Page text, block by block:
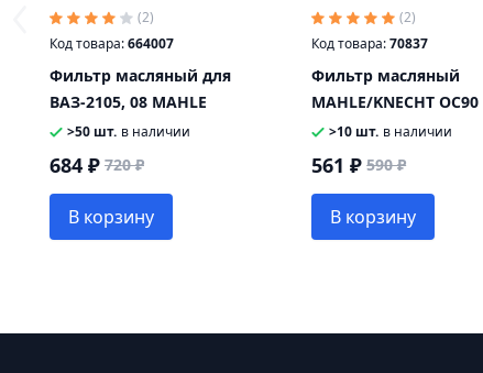
(2)
Код товара:664007
Фильтр масляный для
ВАЗ-2105, 08 MAHLE
>50 шт. в наличии
684 ₽ 720 ₽
В корзину
(2)
Код товара:70837
Фильтр масляный
MAHLE/KNECHT OC90
>10 шт. в наличии
561 ₽ 590 ₽
В корзину